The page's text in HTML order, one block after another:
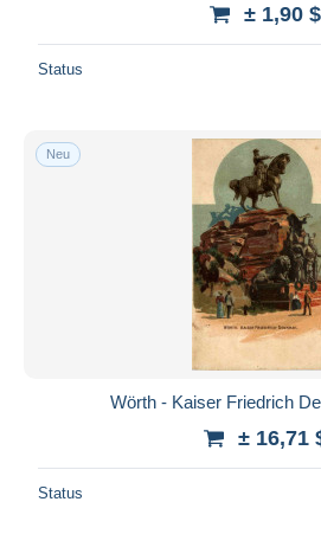
± 1,90 $
Status
Neu
Wörth - Kaiser Friedrich
± 16,71
Status